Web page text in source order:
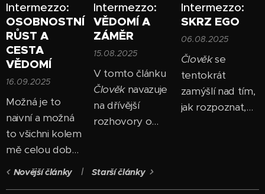
Intermezzo:
OSOBNOSTNÍ
RŮST A
CESTA
VĚDOMÍ
16.09.2025
Možná je to
naivní a možná
to všichni kolem
mě celou dobu
vědí a chápou,
Intermezzo:
VĚDOMÍ A
ZÁMĚR
15.08.2025
V tomto článku
Člověknavazuje
na dřívější
rozhovory o
jejich vztah k
Intermezzo:
SKRZ EGO
06.08.2025
Člověkse
tentokrát
zamýšlí nad tím,
jak rozpoznat,
neprojevuje jen
Novější články Starší články